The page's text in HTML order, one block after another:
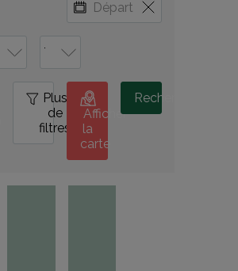
Plus
de
filtres
Afficher
la
carte
Rechercher